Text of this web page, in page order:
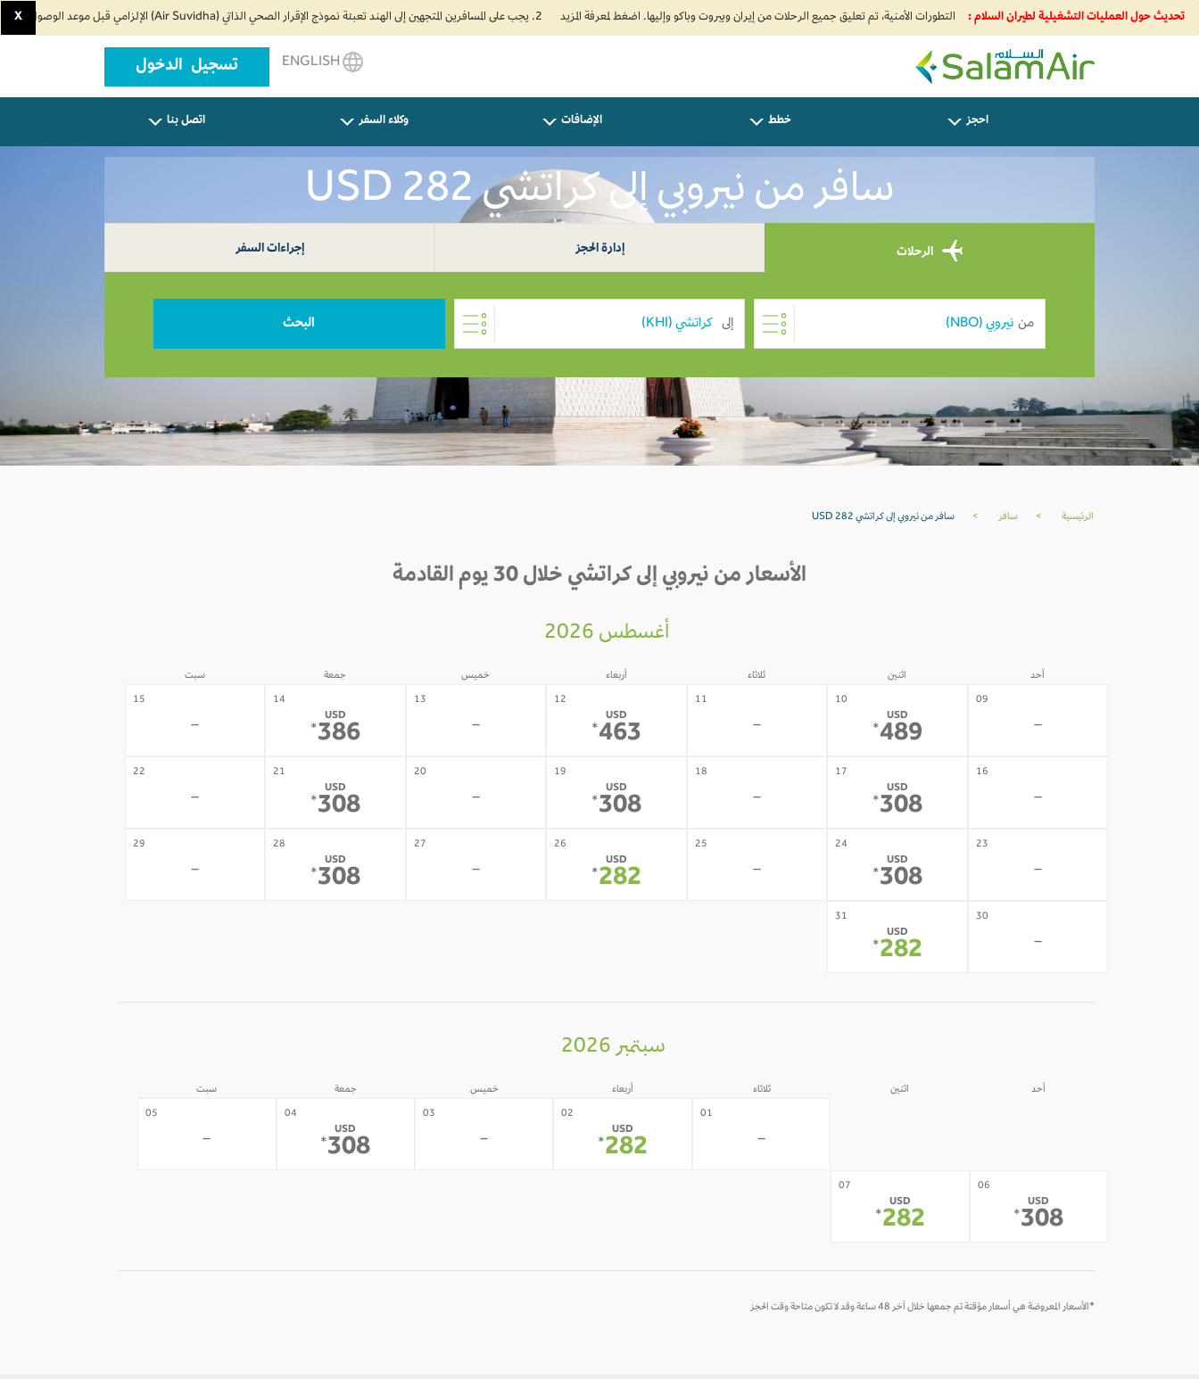
تحديث حول العمليات التشغيلية لطيران السلام : 2. يجب على المسافرين المتجهين إلى الهند تعبئة نموذج الإقرار الصحي الذاتي (Air Suvidha) الإلزامي قبل موعد الوصول بـ 24 ساعة على الأقل. اضغط هنا للدخول إلى بوابة Air Suvidha. X
SalamAir
تسجيل الدخول
احجز خطط الإضافات وكلاء السفر اتصل بنا
سافر من نيروبي إلى كراتشي USD 282
الرحلات إدارة الحجز إجراءات السفر
من إلى البحث
الرئيسية > سافر > سافر من نيروبي إلى كراتشي USD 282
الأسعار من نيروبي إلى كراتشي خلال 30 يوم القادمة
أغسطس 2026
أحد اثنين ثلاثاء أربعاء خميس جمعة سبت
09
-
10
USD
489
*
11
-
12
USD
463
*
13
-
14
USD
386
*
15
-
16
-
17
USD
308
*
18
-
19
USD
308
*
20
-
21
USD
308
*
22
-
23
-
24
USD
308
*
25
-
26
USD
282
*
27
-
28
USD
308
*
29
-
30
-
31
USD
282
*
سبتمبر 2026
أحد اثنين ثلاثاء أربعاء خميس جمعة سبت
01
-
02
USD
282
*
03
-
04
USD
308
*
05
-
06
USD
308
*
07
USD
282
*
*الأسعار المعروضة هي أسعار مؤقتة تم جمعها خلال آخر 48 ساعة وقد لا تكون متاحة وقت الحجز